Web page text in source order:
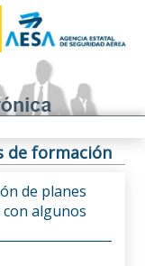
de formación
de planes
algunos